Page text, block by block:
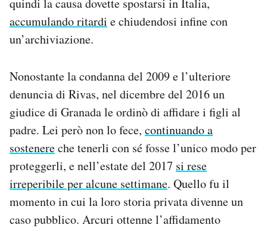
accumulando ritardi e chiudendosi infine con
un’archiviazione.
Nonostante la condanna del 2009 e l’ulteriore
denuncia di Rivas, nel dicembre del 2016 un
giudice di Granada le ordinò di affidare i figli al
padre. Lei però non lo fece, continuando a
sostenereche tenerli con sé fosse l’unico modo per
proteggerli, e nell’estate del 2017 si rese
irreperibile per alcune settimane. Quello fu il
momento in cui la loro storia privata divenne un
caso pubblico. Arcuri ottenne l’affidamento